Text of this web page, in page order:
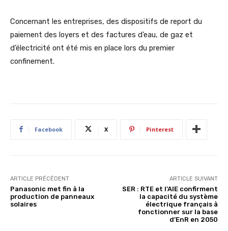
Concernant les entreprises, des dispositifs de report du
paiement des loyers et des factures d’eau, de gaz et
d’électricité ont été mis en place lors du premier
confinement.
Facebook X Pinterest
ARTICLE PRÉCÉDENT
Panasonic met fin à la
production de panneaux
solaires
ARTICLE SUIVANT
SER : RTE et l’AIE confirment
la capacité du système
électrique français à
fonctionner sur la base
d’EnR en 2050